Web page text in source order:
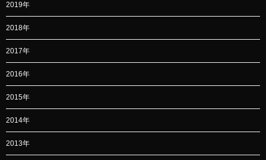
2019年
2018年
2017年
2016年
2015年
2014年
2013年